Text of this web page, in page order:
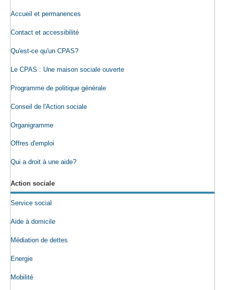
Accueil et permanences
Contact et accessibilité
Qu'est-ce qu'un CPAS?
Le CPAS : Une maison sociale ouverte
Programme de politique générale
Conseil de l'Action sociale
Organigramme
Offres d'emploi
Qui a droit à une aide?
Action sociale
Service social
Aide à domicile
Médiation de dettes
Energie
Mobilité